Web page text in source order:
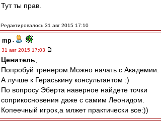
Тут ты прав.
Редактировалось 31 авг 2015 17:10
mp -
31 авг 2015 17:03
Ценитель
Попробуй тренером.Можно начать с Академии.
А лучше к Гераськину консультантом :)
По вопросу Эберта наверное найдете точки
соприкосновения даже с самим Леонидом.
Копеечный игрок,а млжет практически все:))